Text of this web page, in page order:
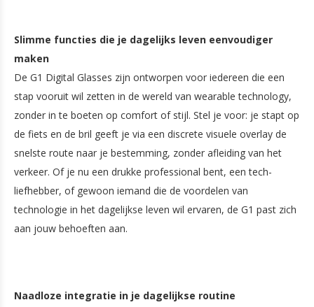
Slimme functies die je dagelijks leven eenvoudiger
maken
De G1 Digital Glasses zijn ontworpen voor iedereen die een
stap vooruit wil zetten in de wereld van wearable technology,
zonder in te boeten op comfort of stijl. Stel je voor: je stapt op
de fiets en de bril geeft je via een discrete visuele overlay de
snelste route naar je bestemming, zonder afleiding van het
verkeer. Of je nu een drukke professional bent, een tech-
liefhebber, of gewoon iemand die de voordelen van
technologie in het dagelijkse leven wil ervaren, de G1 past zich
aan jouw behoeften aan.
Naadloze integratie in je dagelijkse routine